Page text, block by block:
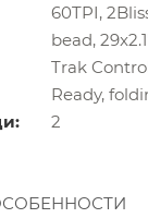
60TPI,
bead,
Trak
Ready,
2